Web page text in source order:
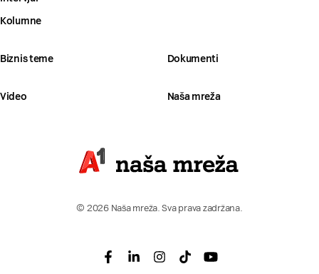
Kolumne
Biznis teme Dokumenti
Video Naša mreža
© 2026 Naša mreža. Sva prava zadržana.
Facebook
LinkedinInstagram
TiktokYoutube